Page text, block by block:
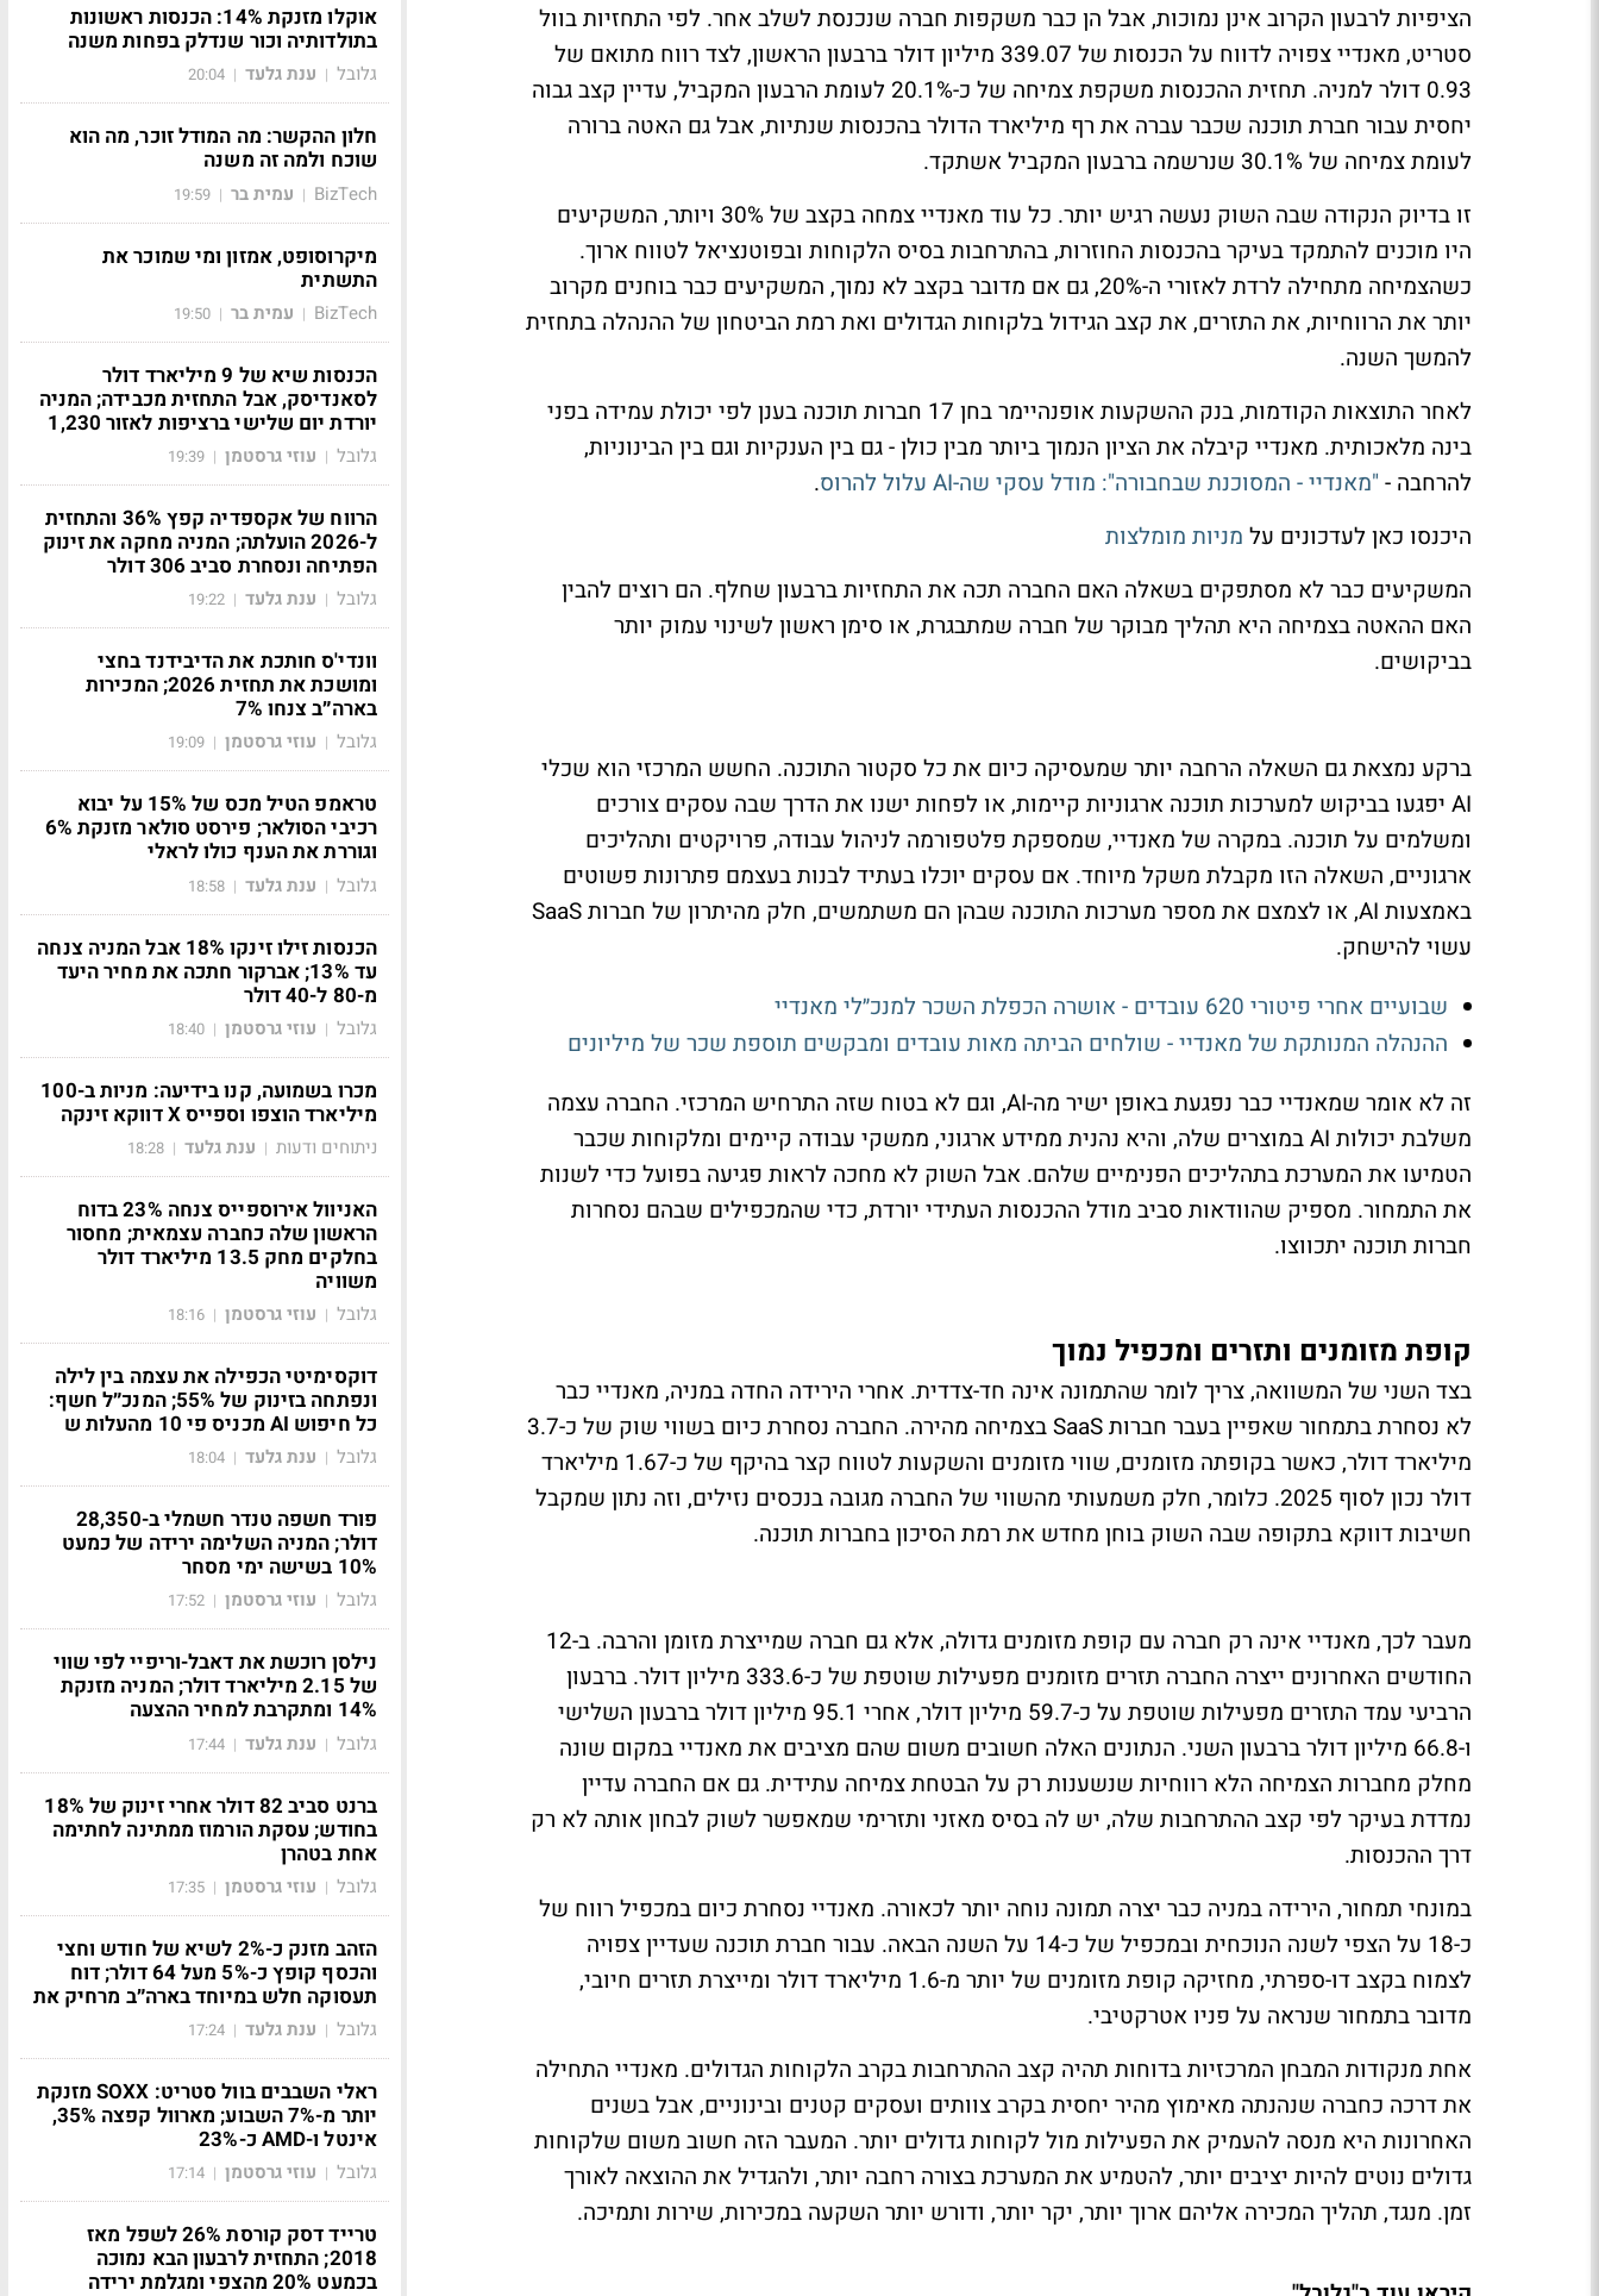
הציפיות לרבעון הקרוב אינן נמוכות, אבל הן כבר משקפות חברה שנכנסת לשלב אחר. לפי התחזיות בוול
סטריט, מאנדיי צפויה לדווח על הכנסות של 339.07 מיליון דולר ברבעון הראשון, לצד רווח מתואם של
0.93 דולר למניה. תחזית ההכנסות משקפת צמיחה של כ-20.1% לעומת הרבעון המקביל, עדיין קצב גבוה
יחסית עבור חברת תוכנה שכבר עברה את רף מיליארד הדולר בהכנסות שנתיות, אבל גם האטה ברורה
לעומת צמיחה של 30.1% שנרשמה ברבעון המקביל אשתקד.
זו בדיוק הנקודה שבה השוק נעשה רגיש יותר. כל עוד מאנדיי צמחה בקצב של 30% ויותר, המשקיעים
היו מוכנים להתמקד בעיקר בהכנסות החוזרות, בהתרחבות בסיס הלקוחות ובפוטנציאל לטווח ארוך.
כשהצמיחה מתחילה לרדת לאזורי ה-20%, גם אם מדובר בקצב לא נמוך, המשקיעים כבר בוחנים מקרוב
יותר את הרווחיות, את התזרים, את קצב הגידול בלקוחות הגדולים ואת רמת הביטחון של ההנהלה בתחזית
להמשך השנה.
לאחר התוצאות הקודמות, בנק ההשקעות אופנהיימר בחן 17 חברות תוכנה בענן לפי יכולת עמידה בפני
בינה מלאכותית. מאנדיי קיבלה את הציון הנמוך ביותר מבין כולן - גם בין הענקיות וגם בין הבינוניות,
להרחבה - "מאנדיי - המסוכנת שבחבורה": מודל עסקי שה-AI עלול להרוס
.
היכנסו כאן לעדכונים על מניות מומלצות
המשקיעים כבר לא מסתפקים בשאלה האם החברה תכה את התחזיות ברבעון שחלף. הם רוצים להבין
האם ההאטה בצמיחה היא תהליך מבוקר של חברה שמתבגרת, או סימן ראשון לשינוי עמוק יותר
בביקושים.
ברקע נמצאת גם השאלה הרחבה יותר שמעסיקה כיום את כל סקטור התוכנה. החשש המרכזי הוא שכלי
AI יפגעו בביקוש למערכות תוכנה ארגוניות קיימות, או לפחות ישנו את הדרך שבה עסקים צורכים
ומשלמים על תוכנה. במקרה של מאנדיי, שמספקת פלטפורמה לניהול עבודה, פרויקטים ותהליכים
ארגוניים, השאלה הזו מקבלת משקל מיוחד. אם עסקים יוכלו בעתיד לבנות בעצמם פתרונות פשוטים
באמצעות AI, או לצמצם את מספר מערכות התוכנה שבהן הם משתמשים, חלק מהיתרון של חברות SaaS
עשוי להישחק.
שבועיים אחרי פיטורי 620 עובדים - אושרה הכפלת השכר למנכ״לי מאנדיי
ההנהלה המנותקת של מאנדיי - שולחים הביתה מאות עובדים ומבקשים תוספת שכר של מיליונים
זה לא אומר שמאנדיי כבר נפגעת באופן ישיר מה-AI, וגם לא בטוח שזה התרחיש המרכזי. החברה עצמה
משלבת יכולות AI במוצרים שלה, והיא נהנית ממידע ארגוני, ממשקי עבודה קיימים ומלקוחות שכבר
הטמיעו את המערכת בתהליכים הפנימיים שלהם. אבל השוק לא מחכה לראות פגיעה בפועל כדי לשנות
את התמחור. מספיק שהוודאות סביב מודל ההכנסות העתידי יורדת, כדי שהמכפילים שבהם נסחרות
חברות תוכנה יתכווצו.
קופת מזומנים ותזרים ומכפיל נמוך
בצד השני של המשוואה, צריך לומר שהתמונה אינה חד-צדדית. אחרי הירידה החדה במניה, מאנדיי כבר
לא נסחרת בתמחור שאפיין בעבר חברות SaaS בצמיחה מהירה. החברה נסחרת כיום בשווי שוק של כ-3.7
מיליארד דולר, כאשר בקופתה מזומנים, שווי מזומנים והשקעות לטווח קצר בהיקף של כ-1.67 מיליארד
דולר נכון לסוף 2025. כלומר, חלק משמעותי מהשווי של החברה מגובה בנכסים נזילים, וזה נתון שמקבל
חשיבות דווקא בתקופה שבה השוק בוחן מחדש את רמת הסיכון בחברות תוכנה.
מעבר לכך, מאנדיי אינה רק חברה עם קופת מזומנים גדולה, אלא גם חברה שמייצרת מזומן והרבה. ב-12
החודשים האחרונים ייצרה החברה תזרים מזומנים מפעילות שוטפת של כ-333.6 מיליון דולר. ברבעון
הרביעי עמד התזרים מפעילות שוטפת על כ-59.7 מיליון דולר, אחרי 95.1 מיליון דולר ברבעון השלישי
ו-66.8 מיליון דולר ברבעון השני. הנתונים האלה חשובים משום שהם מציבים את מאנדיי במקום שונה
מחלק מחברות הצמיחה הלא רווחיות שנשענות רק על הבטחת צמיחה עתידית. גם אם החברה עדיין
נמדדת בעיקר לפי קצב ההתרחבות שלה, יש לה בסיס מאזני ותזרימי שמאפשר לשוק לבחון אותה לא רק
דרך ההכנסות.
במונחי תמחור, הירידה במניה כבר יצרה תמונה נוחה יותר לכאורה. מאנדיי נסחרת כיום במכפיל רווח של
כ-18 על הצפי לשנה הנוכחית ובמכפיל של כ-14 על השנה הבאה. עבור חברת תוכנה שעדיין צפויה
לצמוח בקצב דו-ספרתי, מחזיקה קופת מזומנים של יותר מ-1.6 מיליארד דולר ומייצרת תזרים חיובי,
מדובר בתמחור שנראה על פניו אטרקטיבי.
אחת מנקודות המבחן המרכזיות בדוחות תהיה קצב ההתרחבות בקרב הלקוחות הגדולים. מאנדיי התחילה
את דרכה כחברה שנהנתה מאימוץ מהיר יחסית בקרב צוותים ועסקים קטנים ובינוניים, אבל בשנים
האחרונות היא מנסה להעמיק את הפעילות מול לקוחות גדולים יותר. המעבר הזה חשוב משום שלקוחות
גדולים נוטים להיות יציבים יותר, להטמיע את המערכת בצורה רחבה יותר, ולהגדיל את ההוצאה לאורך
זמן. מנגד, תהליך המכירה אליהם ארוך יותר, יקר יותר, ודורש יותר השקעה במכירות, שירות ותמיכה.
אוקלו מזנקת 14%: הכנסות ראשונות
בתולדותיה וכור שנדלק בפחות משנה
גלובל | ענת גלעד |
20:04
חלון ההקשר: מה המודל זוכר, מה הוא
שוכח ולמה זה משנה
BizTech
| עמית בר |
19:59
מיקרוסופט, אמזון ומי שמוכר את
התשתית
BizTech
| עמית בר |
19:50
הכנסות שיא של 9 מיליארד דולר
לסאנדיסק, אבל התחזית מכבידה; המניה
יורדת יום שלישי ברציפות לאזור 1,230
גלובל | עוזי גרסטמן |
19:39
הרווח של אקספדיה קפץ 36% והתחזית
ל-2026 הועלתה; המניה מחקה את זינוק
הפתיחה ונסחרת סביב 306 דולר
גלובל | ענת גלעד |
19:22
וונדי'ס חותכת את הדיבידנד בחצי
ומושכת את תחזית 2026; המכירות
בארה״ב צנחו 7%
גלובל | עוזי גרסטמן |
19:09
טראמפ הטיל מכס של 15% על יבוא
רכיבי הסולאר; פירסט סולאר מזנקת 6%
וגוררת את הענף כולו לראלי
גלובל | ענת גלעד |
18:58
הכנסות זילו זינקו 18% אבל המניה צנחה
עד 13%; אברקור חתכה את מחיר היעד
מ-80 ל-40 דולר
גלובל | עוזי גרסטמן |
18:40
מכרו בשמועה, קנו בידיעה: מניות ב-100
מיליארד הוצפו וספייס X דווקא זינקה
ניתוחים ודעות | ענת גלעד |
18:28
האניוול אירוספייס צנחה 23% בדוח
הראשון שלה כחברה עצמאית; מחסור
בחלקים מחק 13.5 מיליארד דולר
משוויה
גלובל | עוזי גרסטמן |
18:16
דוקסימיטי הכפילה את עצמה בין לילה
ונפתחה בזינוק של 55%; המנכ״ל חשף:
כל חיפוש AI מכניס פי 10 מהעלות ש
גלובל | ענת גלעד |
18:04
פורד חשפה טנדר חשמלי ב-28,350
דולר; המניה השלימה ירידה של כמעט
10% בשישה ימי מסחר
גלובל | עוזי גרסטמן |
17:52
נילסן רוכשת את דאבל-וריפיי לפי שווי
של 2.15 מיליארד דולר; המניה מזנקת
14% ומתקרבת למחיר ההצעה
גלובל | ענת גלעד |
17:44
ברנט סביב 82 דולר אחרי זינוק של 18%
בחודש; עסקת הורמוז ממתינה לחתימה
אחת בטהרן
גלובל | עוזי גרסטמן |
17:35
הזהב מזנק כ-2% לשיא של חודש וחצי
והכסף קופץ כ-5% מעל 64 דולר; דוח
תעסוקה חלש במיוחד בארה״ב מרחיק את
גלובל | ענת גלעד |
17:24
ראלי השבבים בוול סטריט: SOXX מזנקת
יותר מ-7% השבוע; מארוול קפצה 35%,
אינטל ו-AMD כ-23%
גלובל | עוזי גרסטמן |
17:14
טרייד דסק קורסת 26% לשפל מאז
2018; התחזית לרבעון הבא נמוכה
בכמעט 20% מהצפי ומגלמת ירידה